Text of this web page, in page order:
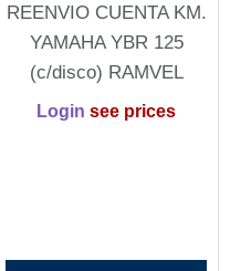
REENVIO CUENTA KM.
YAMAHA YBR 125
(c/disco) RAMVEL
Login see prices